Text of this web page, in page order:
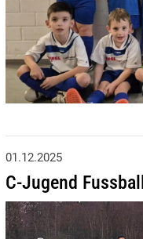
01.12.2025
C-Jugend